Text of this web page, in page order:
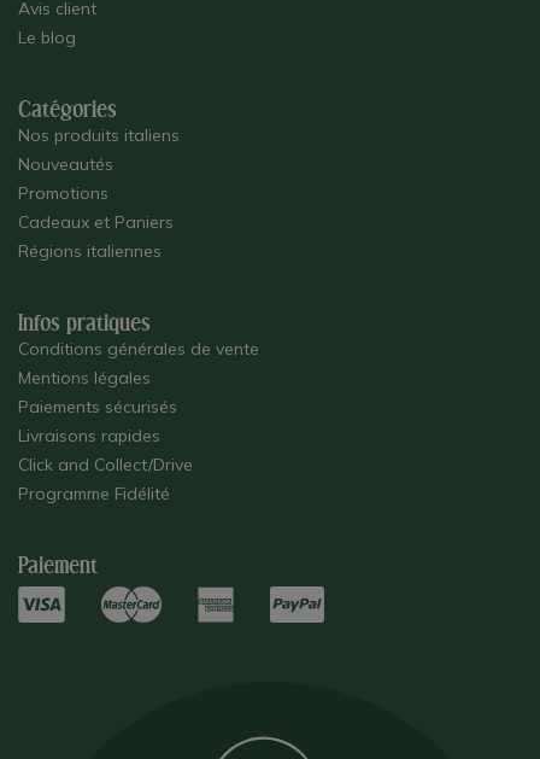
Avis client
Le blog
Catégories
Nos produits italiens
Nouveautés
Promotions
Cadeaux et Paniers
Régions italiennes
Infos pratiques
Conditions générales de vente
Mentions légales
Paiements sécurisés
Livraisons rapides
Click and Collect/Drive
Programme Fidélité
Paiement